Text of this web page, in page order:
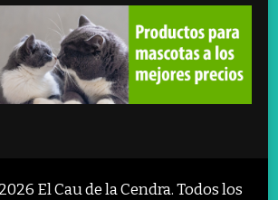
El Cau de la Cendra. Todos los